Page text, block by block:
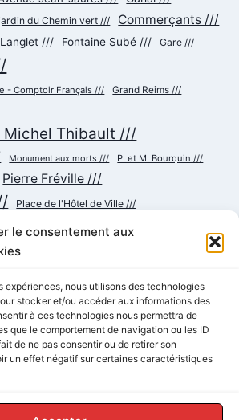
le consentement aux
expériences, nous utilisons des technologies
stocker et/ou accéder aux informations des
à ces technologies nous permettra de
que le comportement de navigation ou les ID
de ne pas consentir ou de retirer son
un effet négatif sur certaines caractéristiques
du Chemin vert /// Commerçants ///
/// Fontaine Subé /// Gare ///
- Comptoir Français /// Grand Reims ///
Michel Thibault ///
Monument aux morts /// P. et M. Bourquin ///
Pierre Fréville ///
Place de l'Hôtel de Ville ///
Place du Cardinal Luçon ///
Marchés ///
/// Rue Chanzy /// Rue Colbert ///
/// Rue de Mars /// Rue de Talleyrand ///
Thiers /// Succursalisme /// Tramway ///